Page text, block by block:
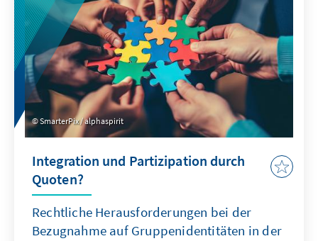
SmarterPix / alphaspirit
Integration und Partizipation durch
Quoten?
Rechtliche Herausforderungen bei der
Bezugnahme auf Gruppenidentitäten in der